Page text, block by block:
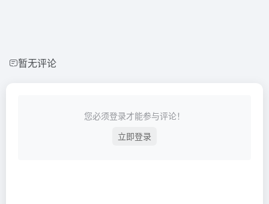
暂无评论
您必须登录才能参与评论！
立即登录